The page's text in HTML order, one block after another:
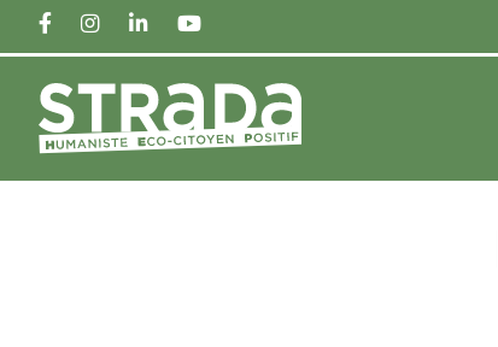
FACEBOOKINSTAGRAM
LINKEDINYOUTUBE